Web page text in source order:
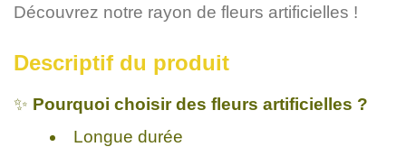
Découvrez notre rayon de fleurs artificielles !
Descriptif du produit
✨ Pourquoi choisir des fleurs artificielles ?
Longue durée